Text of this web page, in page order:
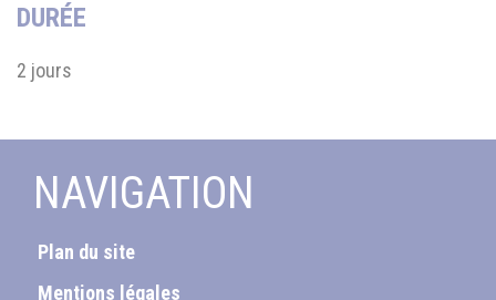
DURÉE
2 jours
NAVIGATION
Plan du site
Mentions légales